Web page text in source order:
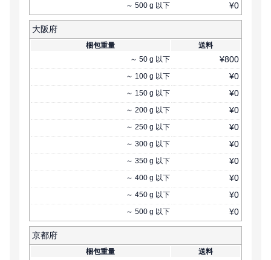
～ 500 g 以下 ¥0
大阪府
梱包重量
送料
～ 50 g 以下 ¥800
～ 100 g 以下 ¥0
～ 150 g 以下 ¥0
～ 200 g 以下 ¥0
～ 250 g 以下 ¥0
～ 300 g 以下 ¥0
～ 350 g 以下 ¥0
～ 400 g 以下 ¥0
～ 450 g 以下 ¥0
～ 500 g 以下 ¥0
京都府
梱包重量
送料